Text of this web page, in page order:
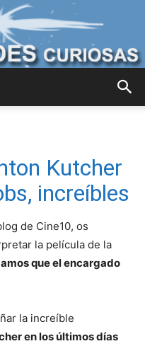
Kutcher
increíbles
de Cine10, os
la película de la
que el encargado
la increíble
en los últimos días